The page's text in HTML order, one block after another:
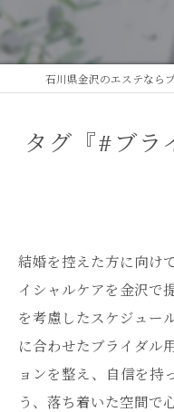
タグ『#ブラ
結婚を控えた方に向け
イシャルケアを金沢で
を考慮したスケジュー
に合わせたブライダル
ョンを整え、自信を持
う、落ち着いた空間で